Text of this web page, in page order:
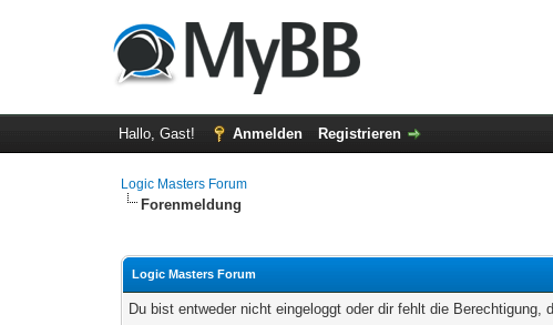
Hallo, Gast! Anmelden Registrieren
Logic Masters Forum
Forenmeldung
Logic Masters Forum
Du bist entweder nicht eingeloggt oder dir fehlt die